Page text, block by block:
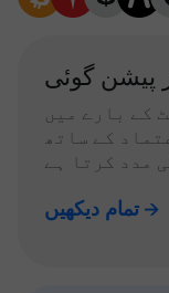
پیشن گوئی
کے بارے میں
کے ساتھ
مدد کرتا ہے
تمام دیکھیں